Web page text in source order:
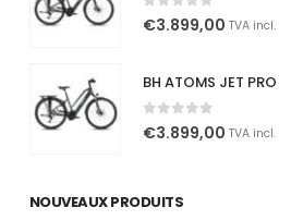
0out of 5
€3.899,00 TVA incl.
BH ATOMS JET PRO
0out of 5
€3.899,00 TVA incl.
NOUVEAUX PRODUITS